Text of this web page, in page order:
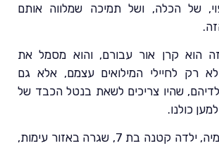
של הכלה, ושל תמיכה שמלווה אותם
הוא קרן אור עבורם, והוא מסמל את
לא רק לחיילי המילואים עצמם, אלא גם
שהיו צריכים לשאת בנטל הכבד של
כולנו.
קחו לדוגמה את מיה, ילדה קטנה בת 7, שגרה באזור עימות,